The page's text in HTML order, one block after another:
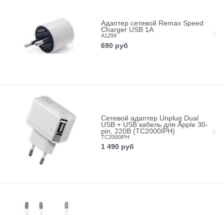
Адаптер сетевой Remax Speed
Charger USB 1A
A1299
690 руб
Сетевой адаптер Unplug Dual
USB + USB кабель для Apple 30-
pin, 220B (TC2000IPH)
TC2000IPH
1 490 руб